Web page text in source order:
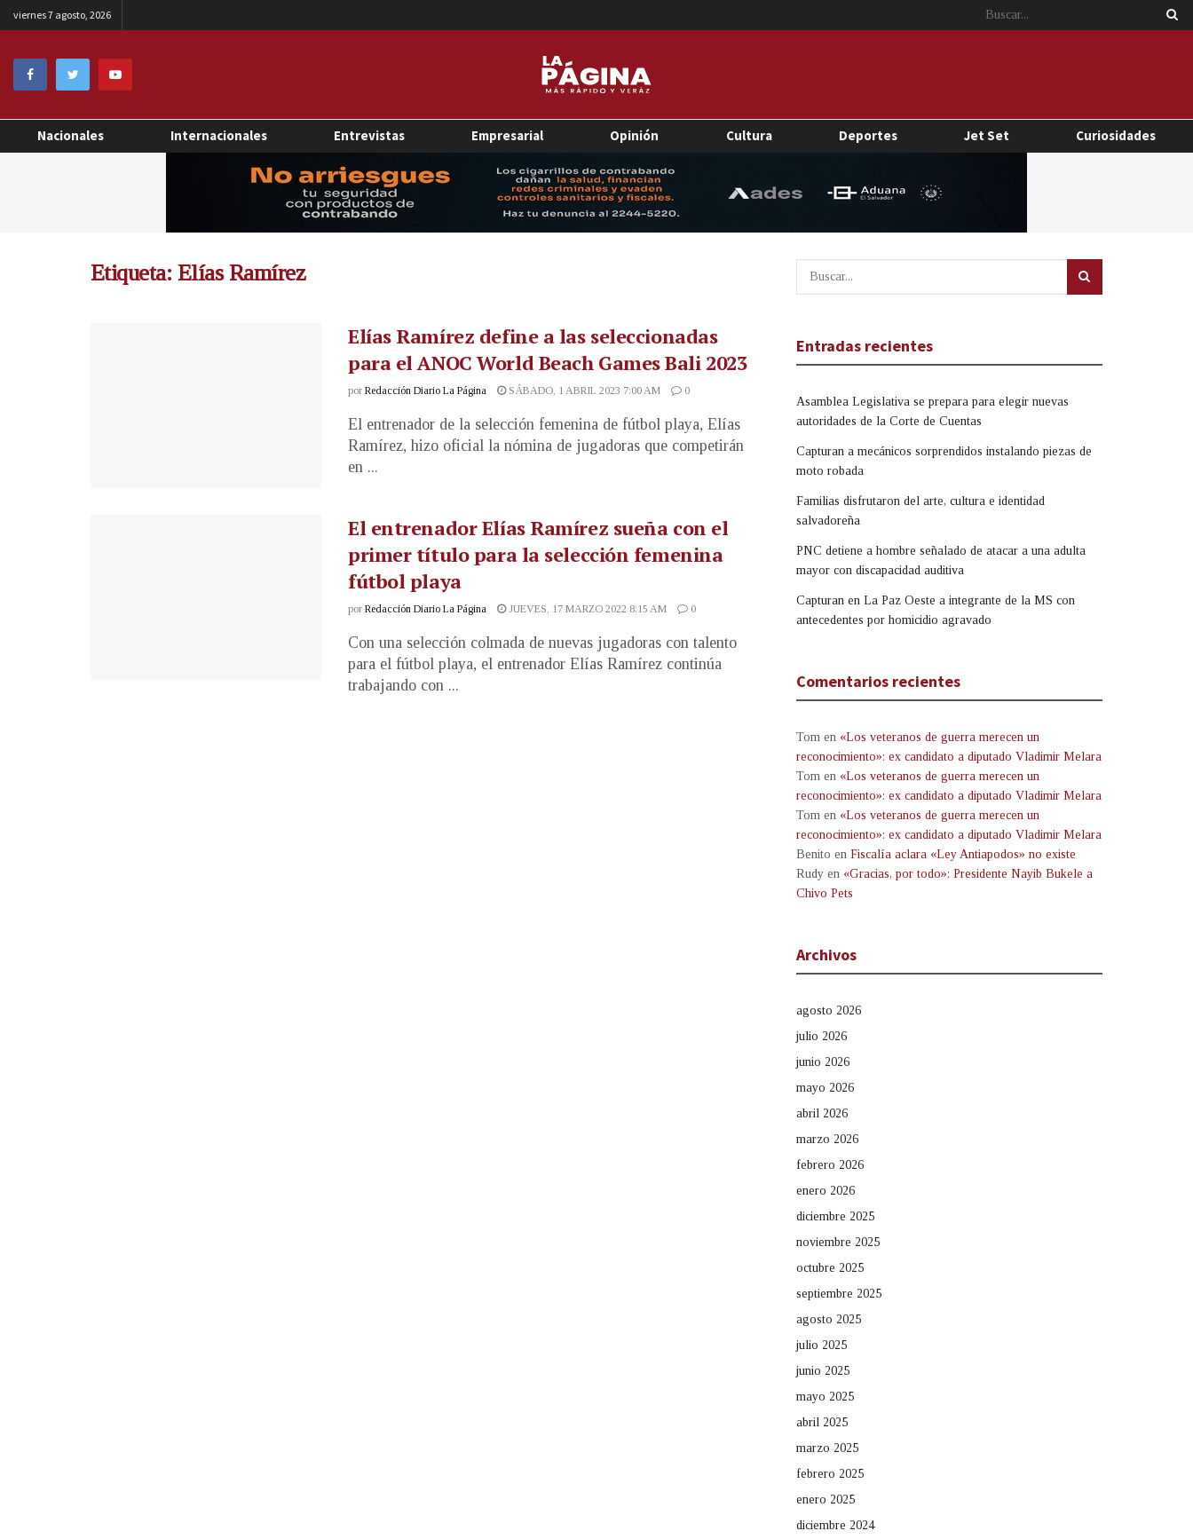
viernes 7 agosto, 2026
Nacionales Internacionales Entrevistas Empresarial Opinión Cultura Deportes Jet Set Curiosidades
Etiqueta: Elías Ramírez
Elías Ramírez define a las seleccionadas
para el ANOC World Beach Games Bali 2023
por Redacción Diario La Página SÁBADO, 1 ABRIL 2023 7:00 AM 0
El entrenador de la selección femenina de fútbol playa, Elías
Ramírez, hizo oficial la nómina de jugadoras que competirán
en ...
El entrenador Elías Ramírez sueña con el
primer título para la selección femenina
fútbol playa
por Redacción Diario La Página JUEVES, 17 MARZO 2022 8:15 AM 0
Con una selección colmada de nuevas jugadoras con talento
para el fútbol playa, el entrenador Elías Ramírez continúa
trabajando con ...
Entradas recientes
Asamblea Legislativa se prepara para elegir nuevas
autoridades de la Corte de Cuentas
Capturan a mecánicos sorprendidos instalando piezas de
moto robada
Familias disfrutaron del arte, cultura e identidad
salvadoreña
PNC detiene a hombre señalado de atacar a una adulta
mayor con discapacidad auditiva
Capturan en La Paz Oeste a integrante de la MS con
antecedentes por homicidio agravado
Comentarios recientes
Tom en «Los veteranos de guerra merecen un
reconocimiento»: ex candidato a diputado Vladimir Melara
Tom en «Los veteranos de guerra merecen un
reconocimiento»: ex candidato a diputado Vladimir Melara
Tom en «Los veteranos de guerra merecen un
reconocimiento»: ex candidato a diputado Vladimir Melara
Benito en Fiscalía aclara «Ley Antiapodos» no existe
Rudy en «Gracias, por todo»: Presidente Nayib Bukele a
Chivo Pets
Archivos
agosto 2026
julio 2026
junio 2026
mayo 2026
abril 2026
marzo 2026
febrero 2026
enero 2026
diciembre 2025
noviembre 2025
octubre 2025
septiembre 2025
agosto 2025
julio 2025
junio 2025
mayo 2025
abril 2025
marzo 2025
febrero 2025
enero 2025
diciembre 2024